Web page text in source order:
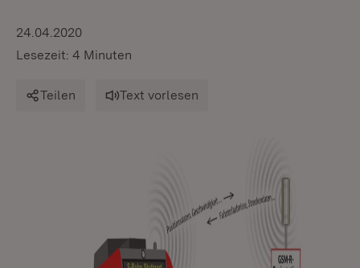
24.04.2020
Lesezeit: 4 Minuten
Teilen Text vorlesen